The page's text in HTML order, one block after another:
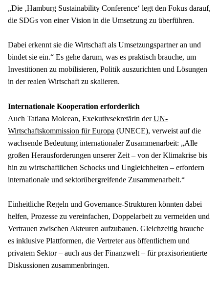
„Die ‚Hamburg Sustainability Conference‘ legt den Fokus darauf,
die SDGs von einer Vision in die Umsetzung zu überführen.
Dabei erkennt sie die Wirtschaft als Umsetzungspartner an und
bindet sie ein.“ Es gehe darum, was es praktisch brauche, um
Investitionen zu mobilisieren, Politik auszurichten und Lösungen
in der realen Wirtschaft zu skalieren.
Auch Tatiana Molcean, Exekutivsekretärin der UN-
Wirtschaftskommission für Europa (UNECE), verweist auf die
wachsende Bedeutung internationaler Zusammenarbeit: „Alle
großen Herausforderungen unserer Zeit – von der Klimakrise bis
hin zu wirtschaftlichen Schocks und Ungleichheiten – erfordern
internationale und sektorübergreifende Zusammenarbeit.“
Einheitliche Regeln und Governance-Strukturen könnten dabei
helfen, Prozesse zu vereinfachen, Doppelarbeit zu vermeiden und
Vertrauen zwischen Akteuren aufzubauen. Gleichzeitig brauche
es inklusive Plattformen, die Vertreter aus öffentlichem und
privatem Sektor – auch aus der Finanzwelt – für praxisorientierte
Diskussionen zusammenbringen.